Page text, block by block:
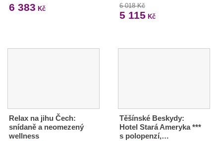
6 383 Kč 6 018 Kč
5 115 Kč
Relax na jihu Čech:
snídaně a neomezený
wellness
Těšínské Beskydy:
Hotel Stará Ameryka ***
s polopenzí,…